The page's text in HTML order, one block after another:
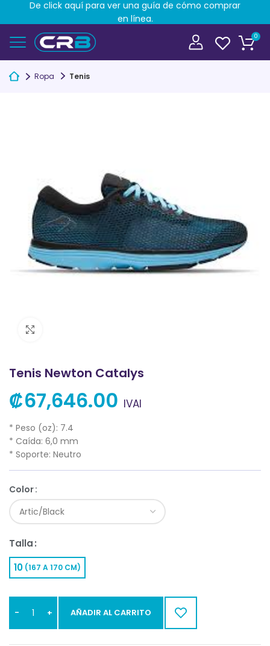
0
Ropa Tenis
Tenis Newton Catalys
₡67,646.00 IVAI
* Peso (oz): 7.4
* Caída: 6,0 mm
* Soporte: Neutro
Color
Talla
10 (167 A 170 CM)
AÑADIR AL CARRITO
De click aquí para ver una guía de cómo comprar
en línea.